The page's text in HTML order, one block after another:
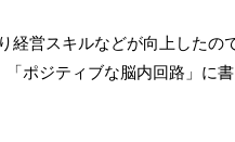
経営スキルなどが向上した
ポジティブな脳内回路」に